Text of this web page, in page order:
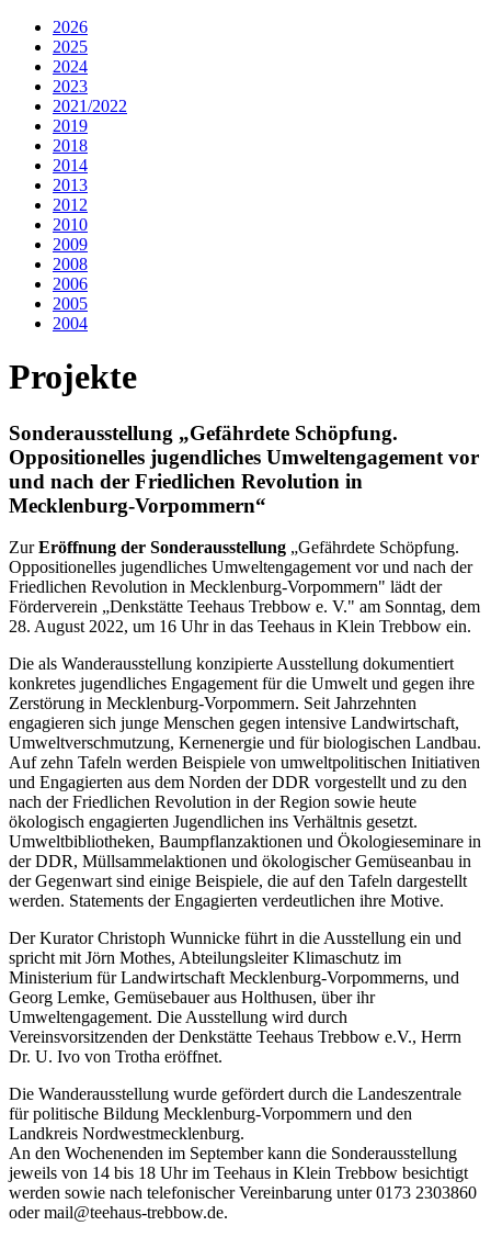
2026
2025
2024
2023
2021/2022
2019
2018
2014
2013
2012
2010
2009
2008
2006
2005
2004
Projekte
Sonderausstellung „Gefährdete Schöpfung.
Oppositionelles jugendliches Umweltengagement vor
und nach der Friedlichen Revolution in
Mecklenburg-Vorpommern“
ZurEröffnung der Sonderausstellung „Gefährdete Schöpfung.
Oppositionelles jugendliches Umweltengagement vor und nach der
Friedlichen Revolution in Mecklenburg-Vorpommern" lädt der
Förderverein „Denkstätte Teehaus Trebbow e. V." am Sonntag, dem
28. August 2022, um 16 Uhr in das Teehaus in Klein Trebbow ein.
Die als Wanderausstellung konzipierte Ausstellung dokumentiert
konkretes jugendliches Engagement für die Umwelt und gegen ihre
Zerstörung in Mecklenburg-Vorpommern. Seit Jahrzehnten
engagieren sich junge Menschen gegen intensive Landwirtschaft,
Umweltverschmutzung, Kernenergie und für biologischen Landbau.
Auf zehn Tafeln werden Beispiele von umweltpolitischen Initiativen
und Engagierten aus dem Norden der DDR vorgestellt und zu den
nach der Friedlichen Revolution in der Region sowie heute
ökologisch engagierten Jugendlichen ins Verhältnis gesetzt.
Umweltbibliotheken, Baumpflanzaktionen und Ökologieseminare in
der DDR, Müllsammelaktionen und ökologischer Gemüseanbau in
der Gegenwart sind einige Beispiele, die auf den Tafeln dargestellt
werden. Statements der Engagierten verdeutlichen ihre Motive.
Der Kurator Christoph Wunnicke führt in die Ausstellung ein und
spricht mit Jörn Mothes, Abteilungsleiter Klimaschutz im
Ministerium für Landwirtschaft Mecklenburg-Vorpommerns, und
Georg Lemke, Gemüsebauer aus Holthusen, über ihr
Umweltengagement. Die Ausstellung wird durch
Vereinsvorsitzenden der Denkstätte Teehaus Trebbow e.V., Herrn
Dr. U. Ivo von Trotha eröffnet.
Die Wanderausstellung wurde gefördert durch die Landeszentrale
für politische Bildung Mecklenburg-Vorpommern und den
Landkreis Nordwestmecklenburg.
An den Wochenenden im September kann die Sonderausstellung
jeweils von 14 bis 18 Uhr im Teehaus in Klein Trebbow besichtigt
werden sowie nach telefonischer Vereinbarung unter 0173 2303860
oder mail@teehaus-trebbow.de.